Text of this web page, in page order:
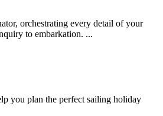
orchestrating every detail of your
to embarkation. ...
you plan the perfect sailing holiday